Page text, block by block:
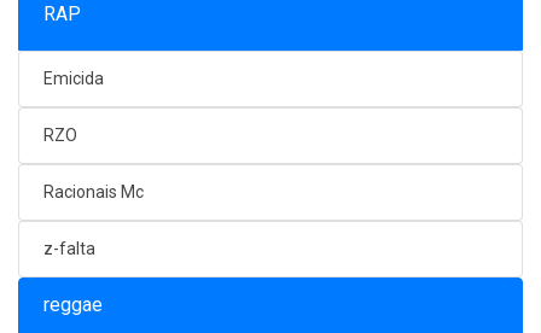
RAP
Emicida
RZO
Racionais Mc
z-falta
reggae